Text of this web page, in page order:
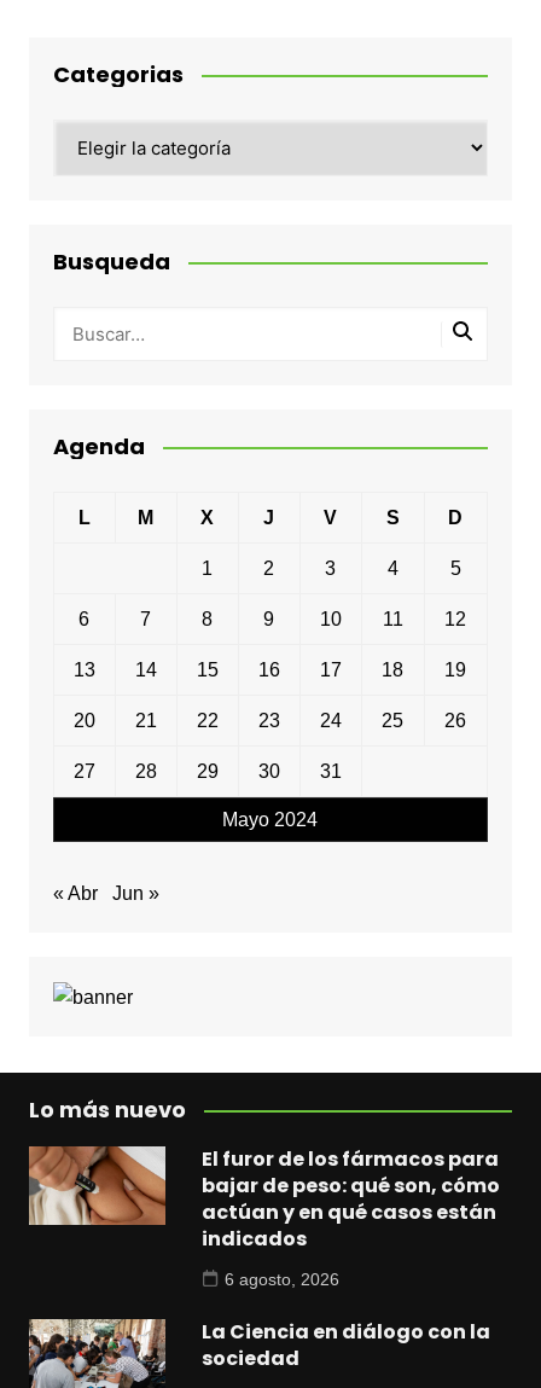
Categorias
Busqueda
Agenda
Mayo 2024
L M X J V S D
1 2 3 4 5
6 7 8 9 10 11 12
13 14 15 16 17 18 19
20 21 22 23 24 25 26
27 28 29 30 31
« Abr Jun »
Lo más nuevo
El furor de los fármacos para
bajar de peso: qué son, cómo
actúan y en qué casos están
indicados
6 agosto, 2026
La Ciencia en diálogo con la
sociedad